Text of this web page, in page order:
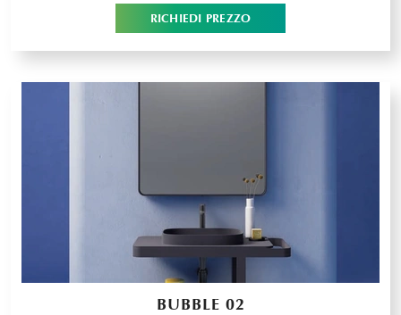
RICHIEDI PREZZO
BUBBLE 02